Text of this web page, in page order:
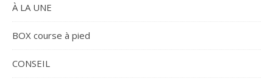
À LA UNE
BOX course à pied
CONSEIL